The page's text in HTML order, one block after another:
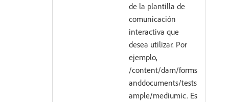
de la plantilla de
comunicación
interactiva que
desea utilizar. Por
ejemplo,
/content/dam/forms
anddocuments/tests
ample/mediumic. Es